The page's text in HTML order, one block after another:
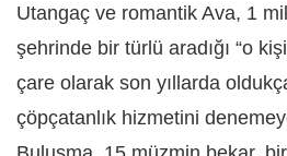
Utangaç ve romantik Ava, 1
şehrinde bir türlü aradığı “o
çare olarak son yıllarda
çöpçatanlık hizmetini